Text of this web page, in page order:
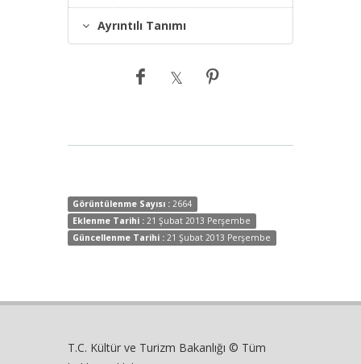
Ayrıntılı Tanımı
Görüntülenme Sayısı : 2664
Eklenme Tarihi : 21 Şubat 2013 Perşembe
Güncellenme Tarihi : 21 Şubat 2013 Perşembe
T.C. Kültür ve Turizm Bakanlığı © Tüm